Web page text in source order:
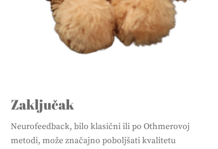
Zaključak
Neurofeedback, bilo klasični ili po Othmerovoj
metodi, može značajno poboljšati kvalitetu